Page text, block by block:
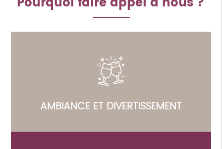
AMBIANCE ET DIVERTISSEMENT